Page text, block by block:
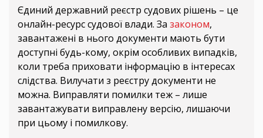
Єдиний державний реєстр судових рішень – це
онлайн-ресурс судової влади. За законом,
завантажені в нього документи мають бути
доступні будь-кому, окрім особливих випадків,
коли треба приховати інформацію в інтересах
слідства. Вилучати з реєстру документи не
можна. Виправляти помилки теж – лише
завантажувати виправлену версію, лишаючи
при цьому і помилкову.